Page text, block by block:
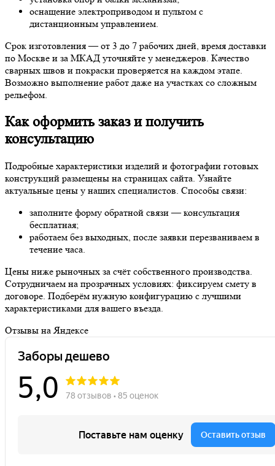
оснащение электроприводом и пультом с
дистанционным управлением.
Срок изготовления — от 3 до 7 рабочих дней, время доставки
по Москве и за МКАД уточняйте у менеджеров. Качество
сварных швов и покраски проверяется на каждом этапе.
Возможно выполнение работ даже на участках со сложным
рельефом.
Как оформить заказ и получить
консультацию
Подробные характеристики изделий и фотографии готовых
конструкций размещены на страницах сайта. Узнайте
актуальные цены у наших специалистов. Способы связи:
заполните форму обратной связи — консультация
бесплатная;
работаем без выходных, после заявки перезваниваем в
течение часа.
Цены ниже рыночных за счёт собственного производства.
Сотрудничаем на прозрачных условиях: фиксируем смету в
договоре. Подберём нужную конфигурацию с лучшими
характеристиками для вашего въезда.
Отзывы на Яндексе